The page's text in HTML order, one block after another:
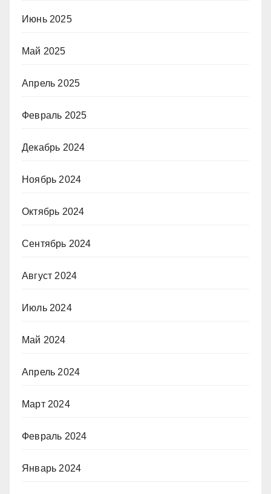
Июнь 2025
Май 2025
Апрель 2025
Февраль 2025
Декабрь 2024
Ноябрь 2024
Октябрь 2024
Сентябрь 2024
Август 2024
Июль 2024
Май 2024
Апрель 2024
Март 2024
Февраль 2024
Январь 2024